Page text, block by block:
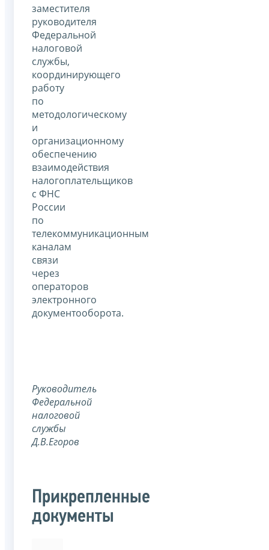
заместителя
руководителя
Федеральной
налоговой
службы,
координирующего
работу
по
методологическому
и
организационному
обеспечению
взаимодействия
налогоплательщиков
с ФНС
России
по
телекоммуникационным
каналам
связи
через
операторов
электронного
документооборота.
Руководитель
Федеральной
налоговой
службы
Д.В.Егоров
Прикрепленные
документы